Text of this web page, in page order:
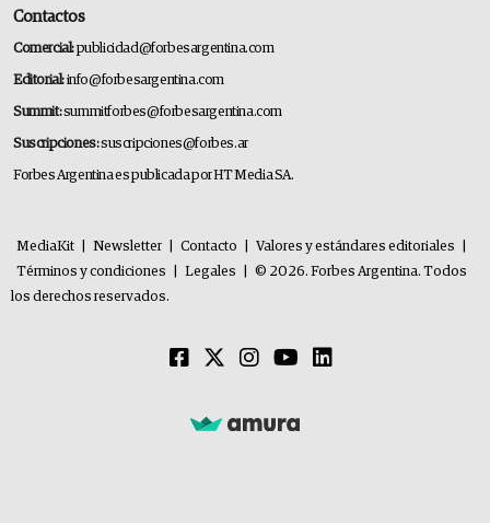
Contactos
Comercial:publicidad@forbesargentina.com
Editorial:info@forbesargentina.com
Summit:summitforbes@forbesargentina.com
Suscripciones:suscripciones@forbes.ar
Forbes Argentina es publicada por HT Media SA.
MediaKit Newsletter Contacto Valores y estándares editoriales
Términos y condiciones
Legales
© 2026. Forbes Argentina. Todos
los derechos reservados.